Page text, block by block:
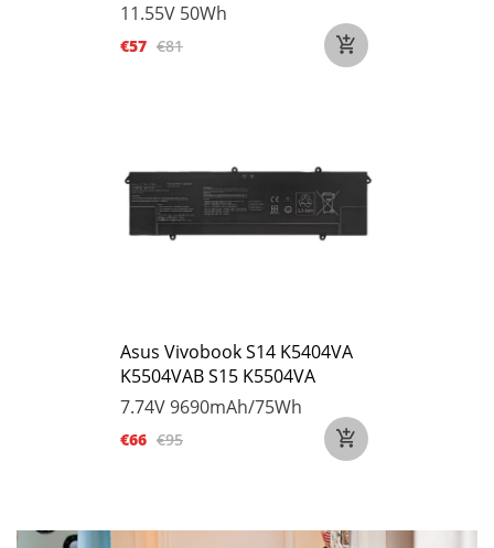
11.55V 50Wh
€57 €81
Asus Vivobook S14 K5404VA
K5504VAB S15 K5504VA
7.74V9690mAh/75Wh
€66 €95